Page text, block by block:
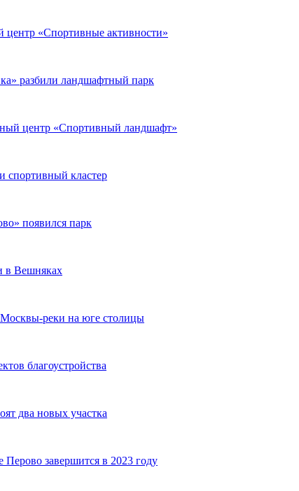
центр «Спортивные активности»
разбили ландшафтный парк
центр «Спортивный ландшафт»
спортивный кластер
появился парк
в Вешняках
Москвы-реки на юге столицы
благоустройства
два новых участка
Перово завершится в 2023 году